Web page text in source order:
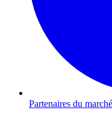
Partenaires du marché